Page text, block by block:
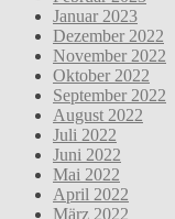
Januar 2023
Dezember 2022
November 2022
Oktober 2022
September 2022
August 2022
Juli 2022
Juni 2022
Mai 2022
April 2022
März 2022